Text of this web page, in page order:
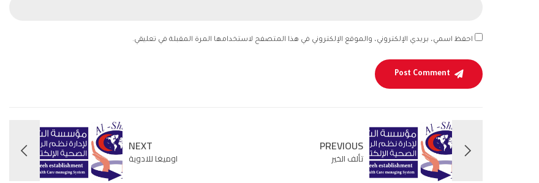
احفظ اسمي، بريدي الإلكتروني، والموقع الإلكتروني في هذا المتصفح لاستخدامها المرة المقبلة في تعليقي.
Post Comment
PREVIOUS
تألف الخير
NEXT
اوميغا للادوية